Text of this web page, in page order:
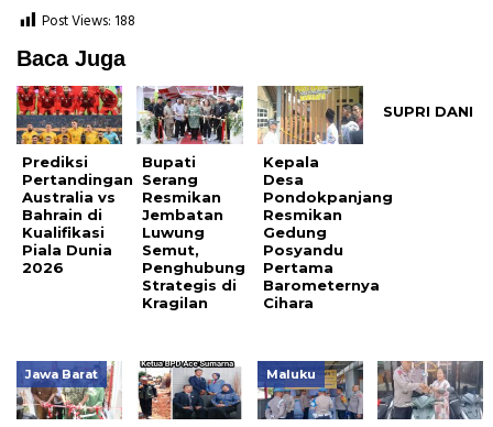
Post Views: 188
Baca Juga
Prediksi
Pertandingan
Australia vs
Bahrain di
Kualifikasi
Piala Dunia
2026
Bupati
Serang
Resmikan
Jembatan
Luwung
Semut,
Penghubung
Strategis di
Kragilan
Kepala
Desa
Pondokpanjang
Resmikan
Gedung
Posyandu
Pertama
Barometernya
Cihara
SUPRI DANI
Jawa Barat Maluku